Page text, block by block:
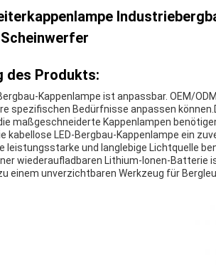
des Produkts:
Kappenlampe ist anpassbar. OEM/
spezifischen Bedürfnisse anpassen
maßgeschneiderte Kappenlampen
kabellose LED-Bergbau-Kappenlampe ein
leistungsstarke und langlebige Lichtquelle
wiederaufladbaren Lithium-Ionen-Batterie
einem unverzichtbaren Werkzeug für